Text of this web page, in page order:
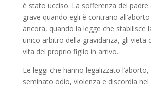
è stato ucciso. La sofferenza del padre
grave quando egli è contrario
ancora, quando la legge che stabilisce
unico arbitro della gravidanza, gli vieta
vita del proprio figlio in arrivo.
Le leggi che hanno legalizzato
seminato odio, violenza e discordia nel